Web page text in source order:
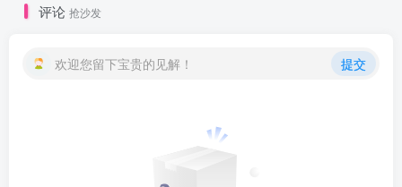
评论 抢沙发
欢迎您留下宝贵的见解！ 提交